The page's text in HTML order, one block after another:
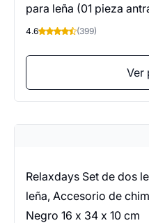
para leña (01 pieza
4.6 (399)
Ver
Relaxdays Set de dos
leña, Accesorio de
Negro 16 x 34 x 10 cm